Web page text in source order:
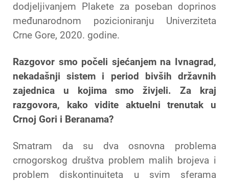
dodjeljivanjem Plakete za poseban doprinos
međunarodnom pozicioniranju Univerziteta
Crne Gore, 2020. godine.
Razgovor smo počeli sjećanjem na Ivnagrad,
nekadašnji sistem i period bivših državnih
zajednica u kojima smo živjeli. Za kraj
razgovora, kako vidite aktuelni trenutak u
Crnoj Gori i Beranama?
Smatram da su dva osnovna problema
crnogorskog društva problem malih brojeva i
problem diskontinuiteta u svim sferama